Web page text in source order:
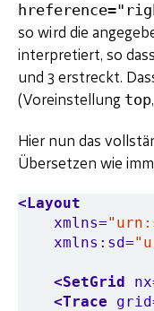
so wird die
interpretiert, so
und 3 erstreckt.
(Voreinstellung top
Hier nun das
Übersetzen wie
<Layout
xmlns=
xmlns:sd=
<SetGrid
<Trace